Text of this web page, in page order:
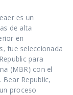
es un
de alta
en
fue seleccionada
para
(MBR) con el
Republic,
proceso